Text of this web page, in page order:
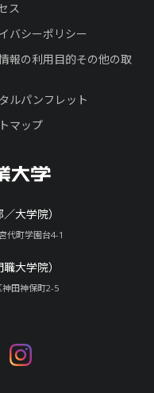
大学院）
代町学園台4-1
大学院）
田神保町2-5
ス
バシーポリシー
報の利用目的その他の取
ルパンフレット
マップ